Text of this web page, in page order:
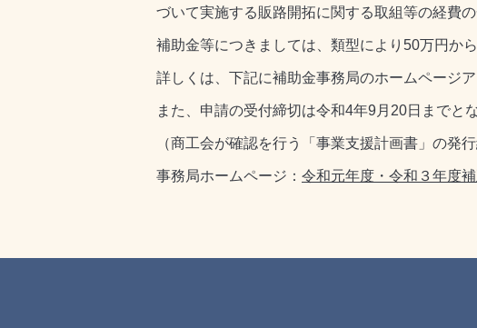
づいて実施する販路開拓に関する取組等の経費
補助金等につきましては、類型により50万円か
詳しくは、下記に補助金事務局のホームページ
また、申請の受付締切は令和4年9月20日までと
（商工会が確認を行う「事業支援計画書」の発
事務局ホームページ： 令和元年度・令和３年度